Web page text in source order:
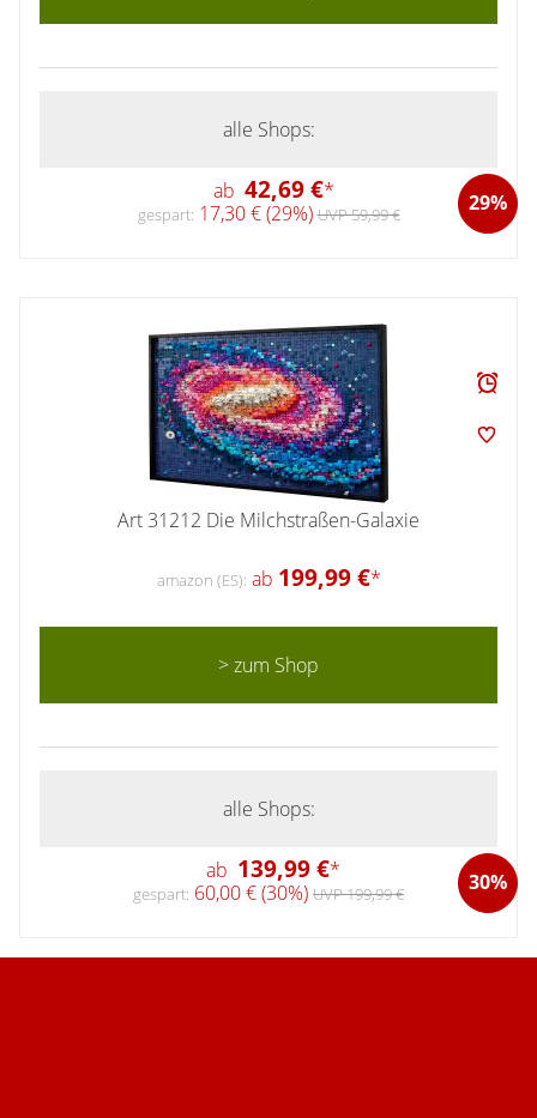
alle Shops:
ab 42,69 €* 29%
gespart: 17,30 € (29%)UVP 59,99 €
Art 31212 Die Milchstraßen-Galaxie
amazon (ES): ab 199,99 €*
> zum Shop
alle Shops:
ab 139,99 €* 30%
gespart: 60,00 € (30%) UVP 199,99 €